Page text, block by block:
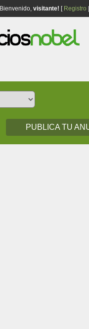
Bienvenido, visitante! [ Registro
PUBLICA TU